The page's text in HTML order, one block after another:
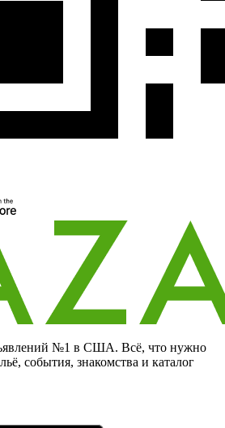
№1 в США. Всё, что нужно
события, знакомства и каталог